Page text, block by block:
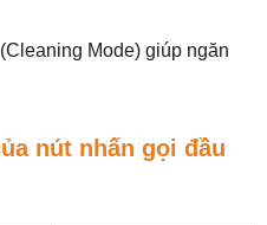
Mode) giúp ngăn
nút nhấn gọi đầu